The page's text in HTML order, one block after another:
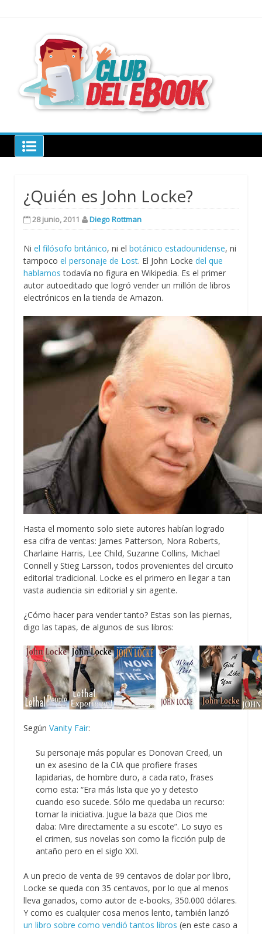
Club del ebook
¿Quién es John Locke?
28 junio, 2011 Diego Rottman
Ni el filósofo británico, ni el botánico estadounidense, ni
tampoco el personaje de Lost. El John Locke del que
hablamos todavía no figura en Wikipedia. Es el primer
autor autoeditado que logró vender un millón de libros
electrónicos en la tienda de Amazon.
Hasta el momento solo siete autores habían logrado
esa cifra de ventas: James Patterson, Nora Roberts,
Charlaine Harris, Lee Child, Suzanne Collins, Michael
Connell y Stieg Larsson, todos provenientes del circuito
editorial tradicional. Locke es el primero en llegar a tan
vasta audiencia sin editorial y sin agente.
¿Cómo hacer para vender tanto? Estas son las piernas,
digo las tapas, de algunos de sus libros:
Según Vanity Fair:
Su personaje más popular es Donovan Creed, un
un ex asesino de la CIA que profiere frases
lapidarias, de hombre duro, a cada rato, frases
como esta: “Era más lista que yo y detesto
cuando eso sucede. Sólo me quedaba un recurso:
tomar la iniciativa. Jugue la baza que Dios me
daba: Mire directamente a su escote”. Lo suyo es
el crimen, sus novelas son como la ficción pulp de
antaño pero en el siglo XXI.
A un precio de venta de 99 centavos de dolar por libro,
Locke se queda con 35 centavos, por lo que al menos
lleva ganados, como autor de e-books, 350.000 dólares.
Y como es cualquier cosa menos lento, también lanzó
un libro sobre como vendió tantos libros (en este caso a